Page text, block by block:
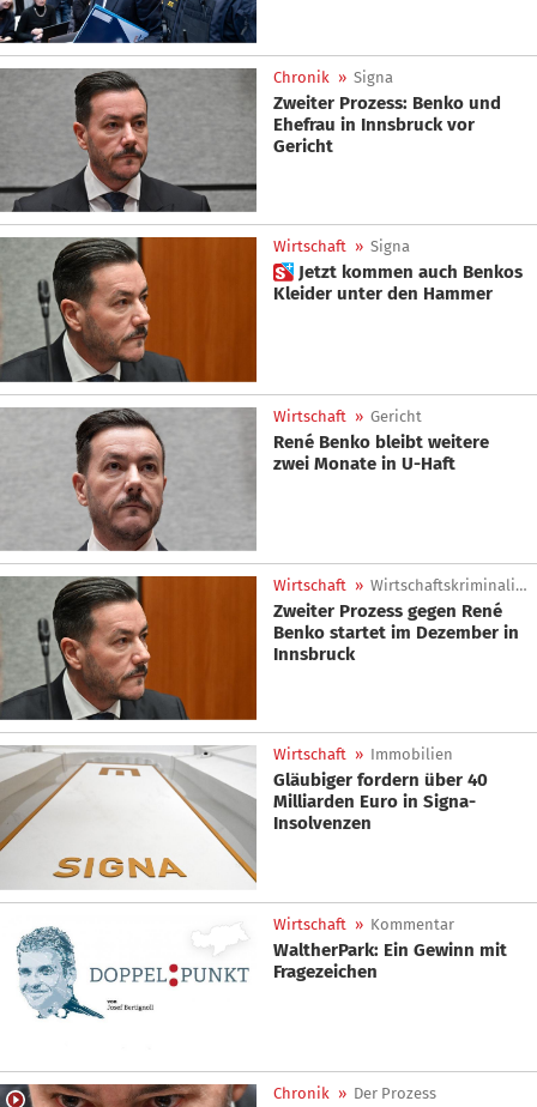
Chronik » Signa
Zweiter Prozess: Benko und
Ehefrau in Innsbruck vor
Gericht
Wirtschaft » Signa
 Jetzt kommen auch Benkos
Kleider unter den Hammer
Wirtschaft » Gericht
René Benko bleibt weitere
zwei Monate in U-Haft
Wirtschaft » Wirtschaftskriminalität
Zweiter Prozess gegen René
Benko startet im Dezember in
Innsbruck
Wirtschaft » Immobilien
Gläubiger fordern über 40
Milliarden Euro in Signa-
Insolvenzen
Wirtschaft » Kommentar
WaltherPark: Ein Gewinn mit
Fragezeichen
Chronik » Der Prozess